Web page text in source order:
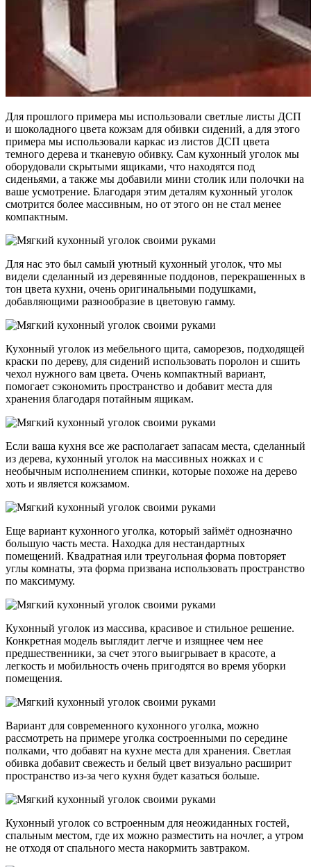
Для прошлого примера мы использовали светлые листы ДСП
и шоколадного цвета кожзам для обивки сидений, а для этого
примера мы использовали каркас из листов ДСП цвета
темного дерева и тканевую обивку. Сам кухонный уголок мы
оборудовали скрытыми ящиками, что находятся под
сиденьями, а также мы добавили мини столик или полочки на
ваше усмотрение. Благодаря этим деталям кухонный уголок
смотрится более массивным, но от этого он не стал менее
компактным.
Для нас это был самый уютный кухонный уголок, что мы
видели сделанный из деревянные поддонов, перекрашенных в
тон цвета кухни, очень оригинальными подушками,
добавляющими разнообразие в цветовую гамму.
Кухонный уголок из мебельного щита, саморезов, подходящей
краски по дереву, для сидений использовать поролон и сшить
чехол нужного вам цвета. Очень компактный вариант,
помогает сэкономить пространство и добавит места для
хранения благодаря потайным ящикам.
Если ваша кухня все же располагает запасам места, сделанный
из дерева, кухонный уголок на массивных ножках и с
необычным исполнением спинки, которые похоже на дерево
хоть и является кожзамом.
Еще вариант кухонного уголка, который займёт однозначно
большую часть места. Находка для нестандартных
помещений. Квадратная или треугольная форма повторяет
углы комнаты, эта форма призвана использовать пространство
по максимуму.
Кухонный уголок из массива, красивое и стильное решение.
Конкретная модель выглядит легче и изящнее чем нее
предшественники, за счет этого выигрывает в красоте, а
легкость и мобильность очень пригодятся во время уборки
помещения.
Вариант для современного кухонного уголка, можно
рассмотреть на примере уголка состроенными по середине
полками, что добавят на кухне места для хранения. Светлая
обивка добавит свежесть и белый цвет визуально расширит
пространство из-за чего кухня будет казаться больше.
Кухонный уголок со встроенным для неожиданных гостей,
спальным местом, где их можно разместить на ночлег, а утром
не отходя от спального места накормить завтраком.